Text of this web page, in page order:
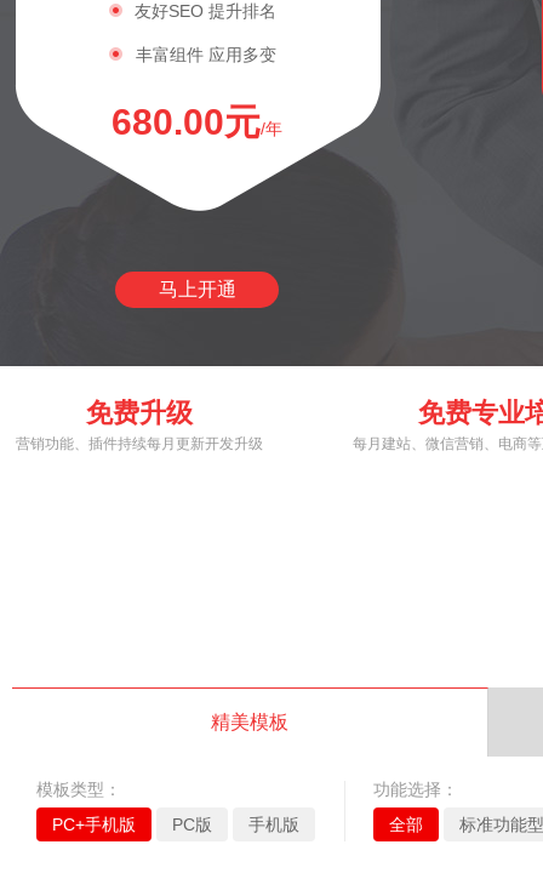
友好SEO 提升排名
丰富组件 应用多变
680.00元/年
马上开通
免费专业
每月建站、微信营销、电商
免费升级
营销功能、插件持续每月更新开发升级
精美模板
模板类型：
PC+手机版
PC版 手机版
功能选择：
全部
标准功能型